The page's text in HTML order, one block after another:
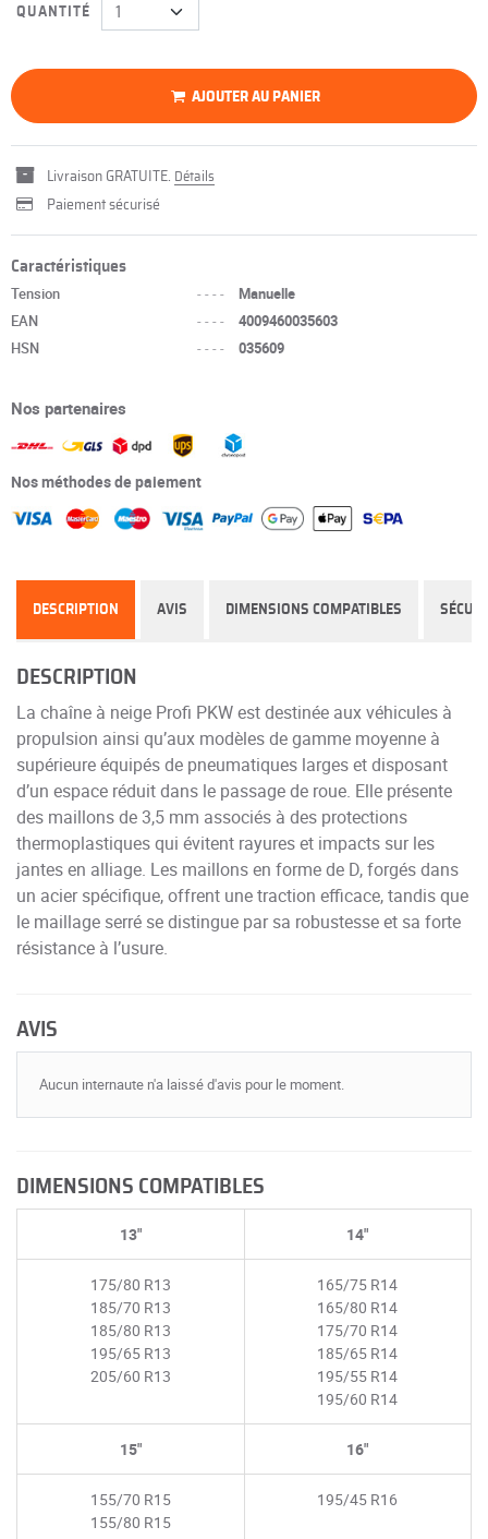
QUANTITÉ
AJOUTER AU PANIER
Livraison GRATUITE. Détails
Paiement sécurisé
Caractéristiques
Tension ----
Manuelle
EAN
----
4009460035603
HSN
---- 035609
Nos partenaires
Nos méthodes de paiement
DESCRIPTION AVIS DIMENSIONS COMPATIBLES
DESCRIPTION
La chaîne à neige Profi PKW est destinée aux véhicules à
propulsion ainsi qu’aux modèles de gamme moyenne à
supérieure équipés de pneumatiques larges et disposant
d’un espace réduit dans le passage de roue. Elle présente
des maillons de 3,5 mm associés à des protections
thermoplastiques qui évitent rayures et impacts sur les
jantes en alliage. Les maillons en forme de D, forgés dans
un acier spécifique, offrent une traction efficace, tandis que
le maillage serré se distingue par sa robustesse et sa forte
résistance à l’usure.
AVIS
Aucun internaute n'a laissé d'avis pour le moment.
DIMENSIONS COMPATIBLES
13"
175/80 R13
185/70 R13
185/80 R13
195/65 R13
205/60 R13
14"
165/75 R14
165/80 R14
175/70 R14
185/65 R14
195/55 R14
195/60 R14
15"
155/70 R15
155/80 R15
16"
195/45 R16